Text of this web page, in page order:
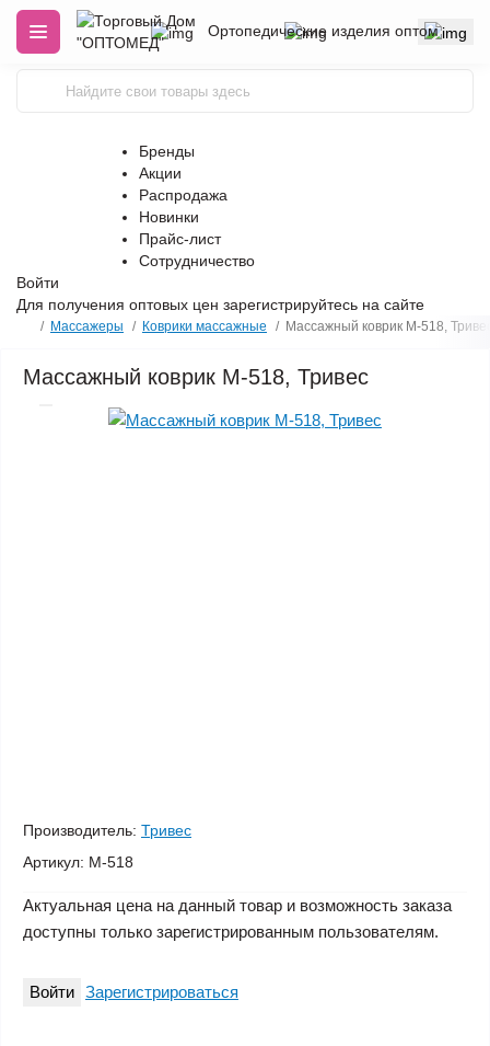
Ортопедические изделия оптом
Бренды
Акции
Распродажа
Новинки
Прайс-лист
Сотрудничество
Войти
Для получения оптовых цен зарегистрируйтесь на сайте
Массажеры Коврики массажные Массажный коврик М-518,
Массажный коврик М-518, Тривес
Производитель: Тривес
Артикул: М-518
Актуальная цена на данный товар и возможность заказа
доступны только зарегистрированным пользователям.
Войти Зарегистрироваться